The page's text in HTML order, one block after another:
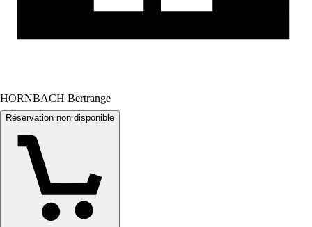
HORNBACH Bertrange
Réservation non disponible